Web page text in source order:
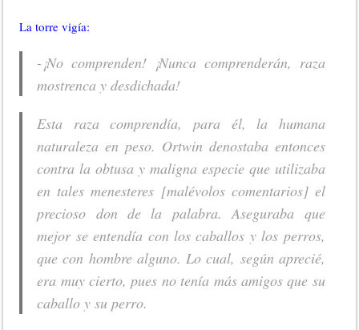
La torre vigía:
-¡No comprenden! ¡Nunca comprenderán, raza
mostrenca y desdichada!
Esta raza comprendía, para él, la humana
naturaleza en peso. Ortwin denostaba entonces
contra la obtusa y maligna especie que utilizaba
en tales menesteres [malévolos comentarios] el
precioso don de la palabra. Aseguraba que
mejor se entendía con los caballos y los perros,
que con hombre alguno. Lo cual, según aprecié,
era muy cierto, pues no tenía más amigos que su
caballo y su perro.